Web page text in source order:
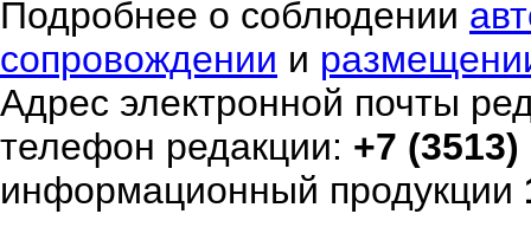
Подробнее о соблюдении
сопровождении и
Адрес электронной почты
телефон редакции: +7
информационный продукции